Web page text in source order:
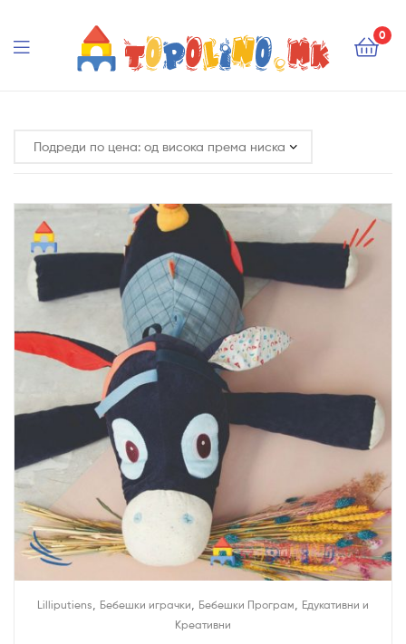
0
Lilliputiens Бебешки играчки Бебешки Програм
Едукативни и
Креативни